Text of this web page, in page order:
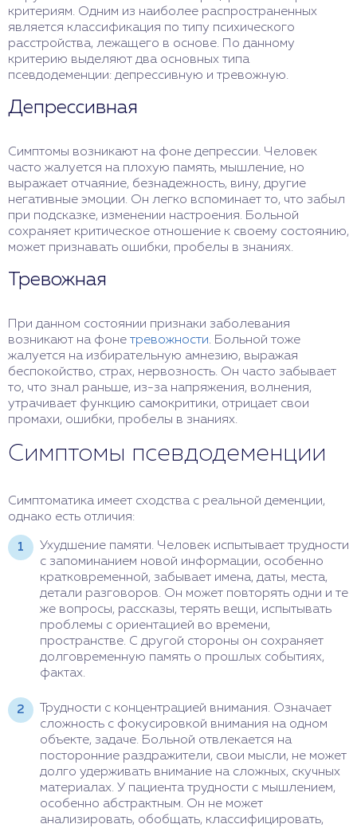
обратимое), характер ухудшения когнитивных
функций (постепенное или неравномерное),
эмоциональное состояние человека (апатичное
или депрессивное). Однако для точной
диагностики необходимо обратиться к
психологу.
критериям. Одним из наиболее распространенных
является классификация по типу психического
расстройства, лежащего в основе. По данному
критерию выделяют два основных типа
псевдодеменции: депрессивную и тревожную.
Депрессивная
Симптомы возникают на фоне депрессии. Человек
часто жалуется на плохую память, мышление, но
выражает отчаяние, безнадежность, вину, другие
негативные эмоции. Он легко вспоминает то, что забыл
при подсказке, изменении настроения. Больной
сохраняет критическое отношение к своему состоянию,
может признавать ошибки, пробелы в знаниях.
Тревожная
При данном состоянии признаки заболевания
возникают на фоне тревожности. Больной тоже
жалуется на избирательную амнезию, выражая
беспокойство, страх, нервозность. Он часто забывает
то, что знал раньше, из-за напряжения, волнения,
утрачивает функцию самокритики, отрицает свои
промахи, ошибки, пробелы в знаниях.
Симптомы псевдодеменции
Симптоматика имеет сходства с реальной деменции,
однако есть отличия:
Ухудшение памяти. Человек испытывает трудности
с запоминанием новой информации, особенно
кратковременной, забывает имена, даты, места,
детали разговоров. Он может повторять одни и те
же вопросы, рассказы, терять вещи, испытывать
проблемы с ориентацией во времени,
пространстве. С другой стороны он сохраняет
долговременную память о прошлых событиях,
фактах.
Трудности с концентрацией внимания. Означает
сложность с фокусировкой внимания на одном
объекте, задаче. Больной отвлекается на
посторонние раздражители, свои мысли, не может
долго удерживать внимание на сложных, скучных
материалах. У пациента трудности с мышлением,
особенно абстрактным. Он не может
анализировать, обобщать, классифицировать,